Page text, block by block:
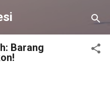
content
Barang